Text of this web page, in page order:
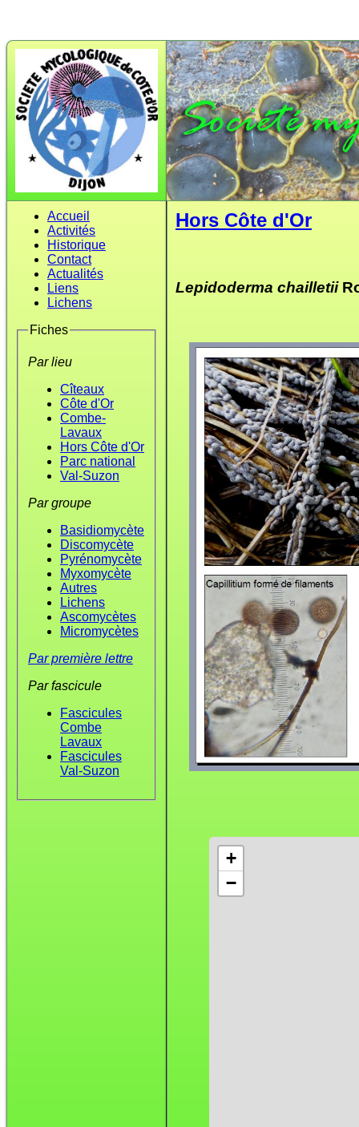
Accueil
Activités
Historique
Contact
Actualités
Liens
Lichens
Fiches
Par lieu
Cîteaux
Côte d'Or
Combe-
Lavaux
Hors Côte d'Or
Parc national
Val-Suzon
Par groupe
Basidiomycète
Discomycète
Pyrénomycète
Myxomycète
Autres
Lichens
Ascomycètes
Micromycètes
Par première lettre
Par fascicule
Fascicules
Combe
Lavaux
Fascicules
Val-Suzon
Hors Côte d'Or
Lepidoderma chailletii
+
−